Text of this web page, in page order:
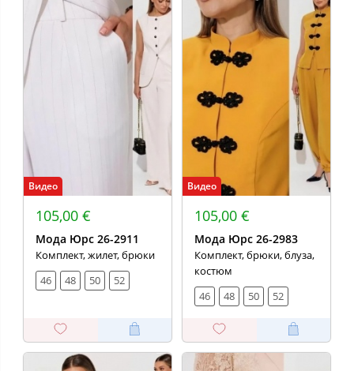
Видео
105,00 €
Мода Юрс 26-2911
Комплект, жилет, брюки
46
48 50 52
Видео
105,00 €
Мода Юрс 26-2983
Комплект, брюки, блуза,
костюм
46
48 50 52